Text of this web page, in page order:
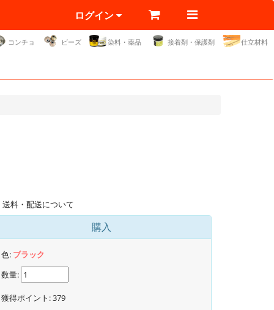
ログイン
コンチョ ビーズ 染料・薬品 接着剤・保護剤 仕立材料
送料・配送について
購入
色: ブラック
数量:
獲得ポイント:379